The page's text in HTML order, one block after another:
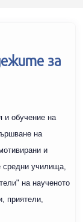
за
и обучение на
на
и
средни училища,
на наученото
приятели,